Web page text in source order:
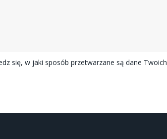
się, w jaki sposób przetwarzane są dane Twoich